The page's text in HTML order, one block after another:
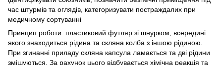
час штурмів та оглядів, категоризувати постраждалих при
медичному сортуванні
Принцип роботи: пластиковий футляр зі шнурком, всередині
якого знаходиться рідина та скляна колба з іншою рідиною.
При згинанні приладу скляна капсула ламається та дві рідини
змішуються. За рахунок цього відбувається хімічна реакція та